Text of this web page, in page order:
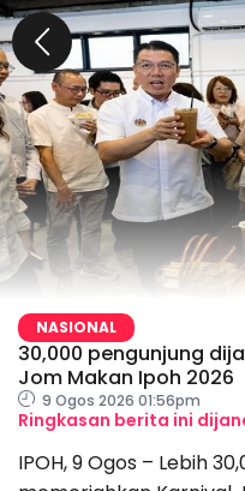
NASIONAL
30,000 pengunjung
Jom Makan Ipoh 2026
9 Ogos 2026 01:56pm
Ringkasan berita ini
IPOH, 9 Ogos – Lebih